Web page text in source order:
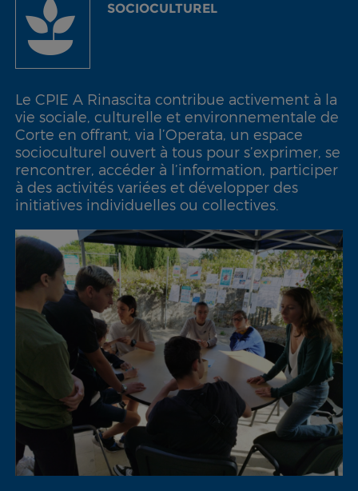
SOCIOCULTUREL
Le CPIE A Rinascita contribue activement à la
vie sociale, culturelle et environnementale de
Corte en offrant, via l’Operata, un espace
socioculturel ouvert à tous pour s’exprimer, se
rencontrer, accéder à l’information, participer
à des activités variées et développer des
initiatives individuelles ou collectives.